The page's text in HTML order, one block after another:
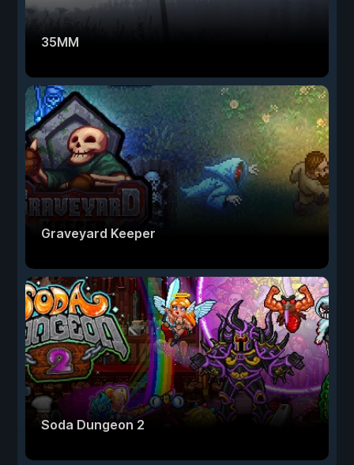
35MM
Graveyard Keeper
Soda Dungeon 2